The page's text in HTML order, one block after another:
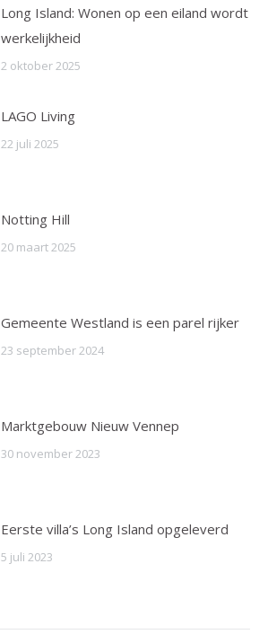
Long Island: Wonen op een eiland wordt
werkelijkheid
2 oktober 2025
LAGO Living
22 juli 2025
Notting Hill
20 maart 2025
Gemeente Westland is een parel rijker
23 september 2024
Marktgebouw Nieuw Vennep
30 november 2023
Eerste villa’s Long Island opgeleverd
5 juli 2023